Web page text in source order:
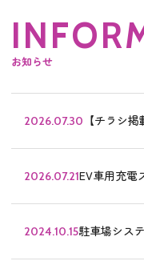
INFOR
お知らせ
2026.07.30 【チラシ
2026.07.21EV車用充電
2024.10.15駐車場シス